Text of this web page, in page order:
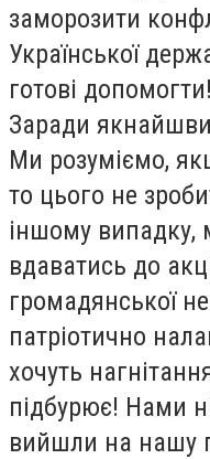
заморозити
Української
готові допомогти!
Заради
Ми розуміємо,
то цього не
іншому випадку,
вдаватись до
громадянської
патріотично
хочуть
підбурює! Нами
вийшли на нашу